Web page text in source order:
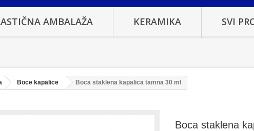
AMBALAŽA KERAMIKA SVI
Boce kapalice Boca staklena kapalica tamna 30 ml
Boca staklena